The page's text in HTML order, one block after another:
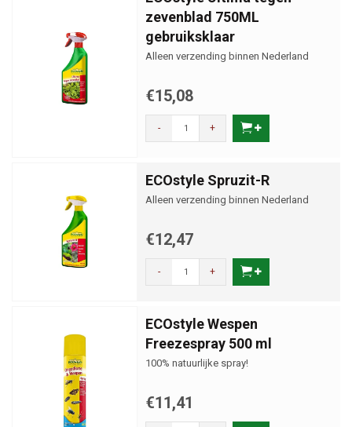
zevenblad 750ML
gebruiksklaar
Alleen verzending binnen Nederland
€15,08
- +
ECOstyle Spruzit-R
Alleen verzending binnen Nederland
€12,47
- +
ECOstyle Wespen
Freezespray 500 ml
100% natuurlijke spray!
€11,41